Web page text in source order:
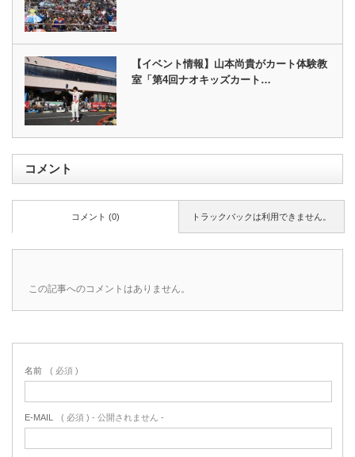
【イベント情報】山本尚貴がカート体験教
室「第4回ナオキッズカート…
コメント
トラックバックは利用できません。
コメント (0)
この記事へのコメントはありません。
名前 ( 必須 )
E-MAIL ( 必須 ) - 公開されません -